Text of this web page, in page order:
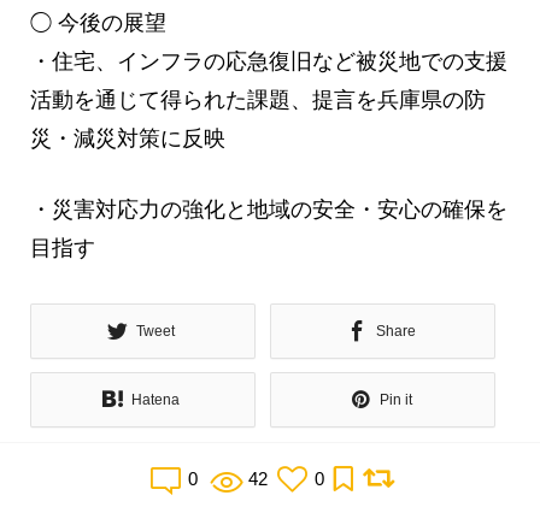
◯ 今後の展望
・住宅、インフラの応急復旧など被災地での支援
活動を通じて得られた課題、提言を兵庫県の防
災・減災対策に反映
・災害対応力の強化と地域の安全・安心の確保を
目指す
Tweet Share
Hatena Pin it
0 42 0